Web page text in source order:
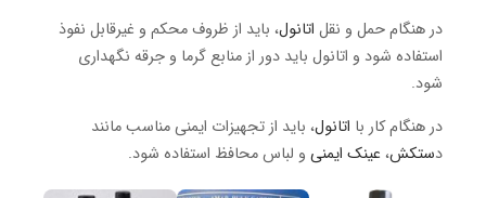
در هنگام حمل و نقل اتانول، باید از ظروف محکم و غیرقابل نفوذ
استفاده شود و اتانول باید دور از منابع گرما و جرقه نگهداری
شود.
در هنگام کار با اتانول، باید از تجهیزات ایمنی مناسب مانند
دستکش، عینک ایمنی و لباس محافظ استفاده شود.